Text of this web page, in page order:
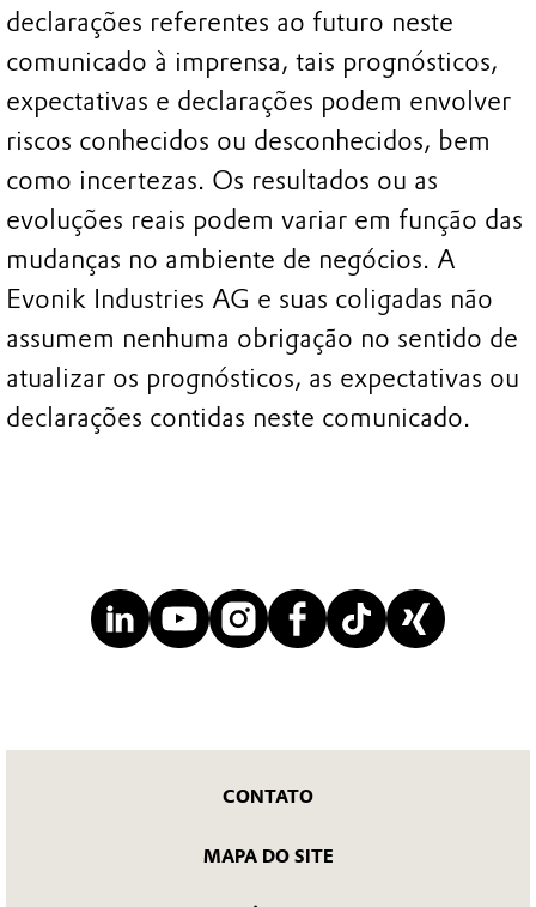
declarações referentes ao futuro neste
comunicado à imprensa, tais prognósticos,
expectativas e declarações podem envolver
riscos conhecidos ou desconhecidos, bem
como incertezas. Os resultados ou as
evoluções reais podem variar em função das
mudanças no ambiente de negócios. A
Evonik Industries AG e suas coligadas não
assumem nenhuma obrigação no sentido de
atualizar os prognósticos, as expectativas ou
declarações contidas neste comunicado.
CONTATO
MAPA DO SITE